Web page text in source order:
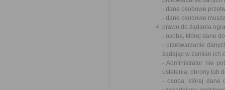
- dane osobowe
- dane osobowe
prawo do żądania
- osoba, której dane
- przetwarzanie
żądając w zamian ich
- Administrator nie
ustalenia, obrony lub
- osoba, której dane